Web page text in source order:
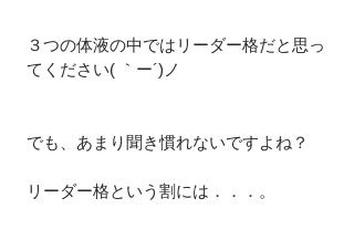
３つの体液の中ではリーダー格だと思っ
てください( ｀ー´)ノ
でも、あまり聞き慣れないですよね？
リーダー格という割には．．．。